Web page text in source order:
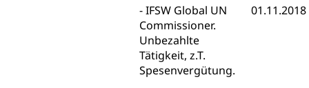
IFSW Global UN
Commissioner.
Unbezahlte
Tätigkeit, z.T.
Spesenvergütung.
01.11.2018
Schifffahrt (Strassenverkehrsamt)
Autoverkehr, Lastwagenverkehr, Schwerverkehr,
leistungsabhängige Schwerverkehrsabgabe,